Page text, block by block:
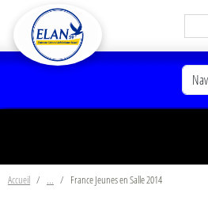
Accueil France Jeunes en Salle 2014
Panneau de gestion des cookies